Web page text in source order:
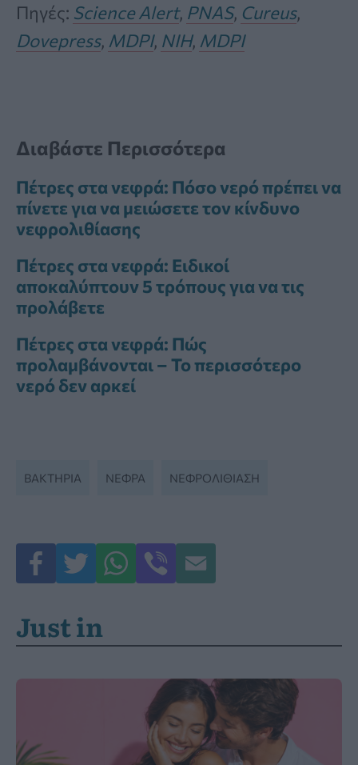
Πηγές: Science Alert, PNAS, Cureus,
Dovepress, MDPI, NIH, MDPI
Διαβάστε Περισσότερα
Πέτρες στα νεφρά: Πόσο νερό πρέπει να
πίνετε για να μειώσετε τον κίνδυνο
νεφρολιθίασης
Πέτρες στα νεφρά: Ειδικοί
αποκαλύπτουν 5 τρόπους για να τις
προλάβετε
Πέτρες στα νεφρά: Πώς
προλαμβάνονται – Το περισσότερο
νερό δεν αρκεί
ΒΑΚΤΉΡΙΑ ΝΕΦΡΆ ΝΕΦΡΟΛΙΘΊΑΣΗ
Just in